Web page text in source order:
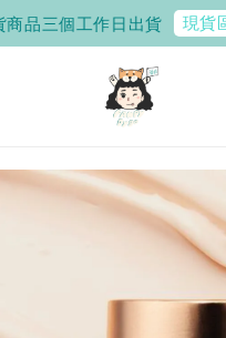
品三個工作日出貨 現貨區